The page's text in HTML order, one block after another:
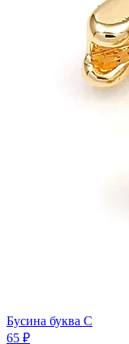
Бусина буква C
65 ₽